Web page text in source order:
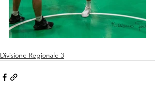
Divisione Regionale 3